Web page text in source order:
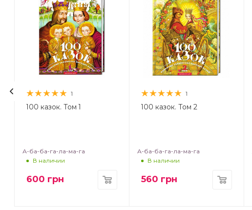
1
100 казок. Том 1
А-ба-ба-га-ла-ма-га
В наличии
600 грн
1
100 казок. Том 2
А-ба-ба-га-ла-ма-га
В наличии
560 грн